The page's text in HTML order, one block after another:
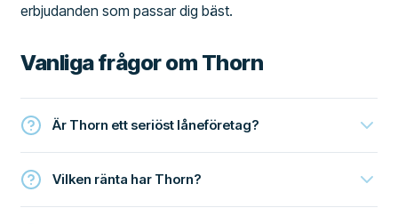
erbjudanden som passar dig bäst.
Vanliga frågor om Thorn
Är Thorn ett seriöst låneföretag?
Vilken ränta har Thorn?